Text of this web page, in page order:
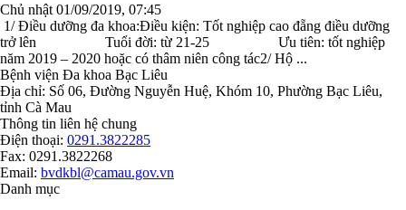
Chủ nhật 01/09/2019, 07:45
1/ Điều dưỡng đa khoa:Điều kiện: Tốt nghiệp cao đẵng điều dưỡng
trở lên Tuổi đời: từ 21-25 Ưu tiên: tốt nghiệp
năm 2019 – 2020 hoặc có thâm niên công tác2/ Hộ ...
Bệnh viện Đa khoa Bạc Liêu
Địa chỉ: Số 06, Đường Nguyễn Huệ, Khóm 10, Phường Bạc Liêu,
tỉnh Cà Mau
Thông tin liên hệ chung
Điện thoại: 0291.3822285
Fax: 0291.3822268
Email: bvdkbl@camau.gov.vn
Danh mục